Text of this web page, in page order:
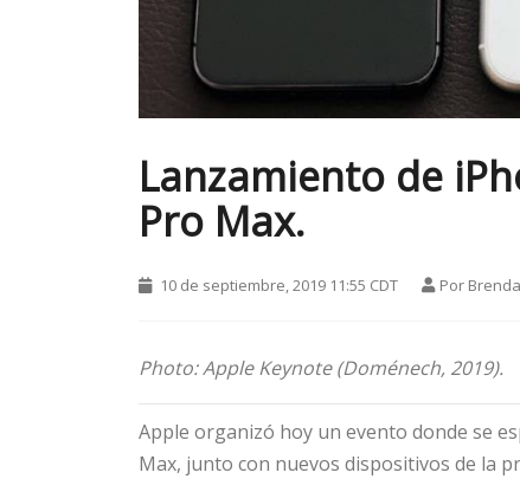
Lanzamiento de
Pro Max.
10 de septiembre, 2019 11:55 CDT Por Brenda
Photo: Apple Keynote (Doménech, 2019).
Apple organizó hoy un evento donde se
Max, junto con nuevos dispositivos de la